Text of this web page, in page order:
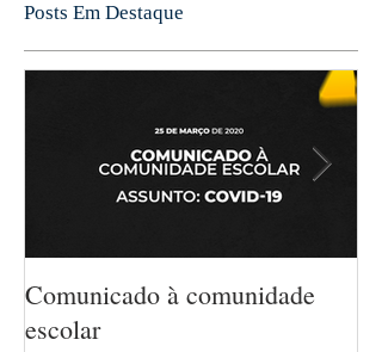
Posts Em Destaque
Comunicado à comunidade
escolar